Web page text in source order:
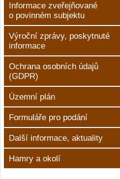
Informace zveřejňované
o povinném subjektu
Výroční zprávy, poskytnuté
informace
Ochrana osobních údajů
(GDPR)
Územní plán
Formuláře pro podání
Další informace, aktuality
Hamry a okolí